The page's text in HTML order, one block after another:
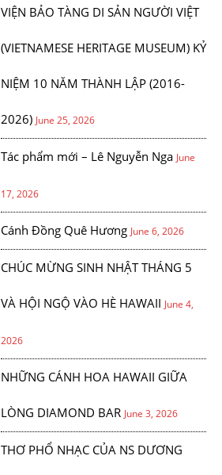
VIỆN BẢO TÀNG DI SẢN NGƯỜI VIỆT
(VIETNAMESE HERITAGE MUSEUM) KỶ
NIỆM 10 NĂM THÀNH LẬP (2016-
2026) June 25, 2026
Tác phẩm mới – Lê Nguyễn Nga June
17, 2026
Cánh Đồng Quê Hương June 6, 2026
CHÚC MỪNG SINH NHẬT THÁNG 5
VÀ HỘI NGỘ VÀO HÈ HAWAII June 4,
2026
NHỮNG CÁNH HOA HAWAII GIỮA
LÒNG DIAMOND BAR June 3, 2026
THƠ PHỔ NHẠC CỦA NS DƯƠNG